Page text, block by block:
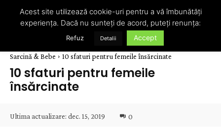
Sarcină & Bebe 10 sfaturi pentru femeile însărcinate
10 sfaturi pentru femeile
însărcinate
Ultima actualizare: dec. 15, 2019 0
Acest site utilizează cookie-uri pentru a vă îmbunătăți
experiența. Dacă nu sunteți de acord, puteți renunța:
Refuz Detalii Accept